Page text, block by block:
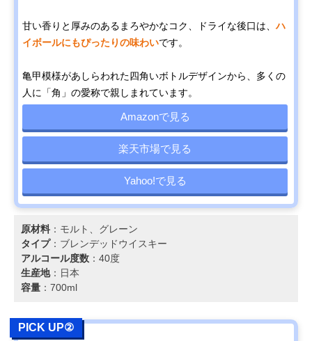
甘い香りと厚みのあるまろやかなコク、ドライな後口は、ハ
イボールにもぴったりの味わいです。
亀甲模様があしらわれた四角いボトルデザインから、多くの
人に「角」の愛称で親しまれています。
Amazonで見る
楽天市場で見る
Yahoo!で見る
原材料 ：モルト、グレーン
タイプ：ブレンデッドウイスキー
アルコール度数 ：40度
生産地：日本
容量 ：700ml
PICK UP②